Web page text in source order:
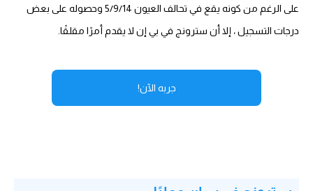
على الرغم من كونه يقع في تحالف العيون 5/9/14 وحصوله على بعض
درجات التسجيل ، إلا أن سترونج في بي إن لا يقدم أمرًا مقلقًا.
جربه الآن!